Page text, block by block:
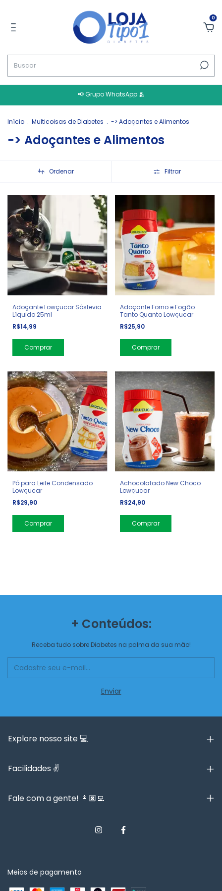
0
📢 Grupo WhatsApp 🫂
Início . Multicoisas de Diabetes . -> Adoçantes e Alimentos
-> Adoçantes e Alimentos
Ordenar Filtrar
Adoçante Lowçucar Sóstevia
Líquido 25ml
R$14,99
Adoçante Forno e Fogão
Tanto Quanto Lowçucar
R$25,90
Pó para Leite Condensado
Lowçucar
R$29,90
Achocolatado New Choco
Lowçucar
R$24,90
+ Conteúdos:
Receba tudo sobre Diabetes na palma da sua mão!
Explore nosso site 💻
Facilidades ✌️
Fale com a gente! 👩🏿‍💻
Meios de pagamento